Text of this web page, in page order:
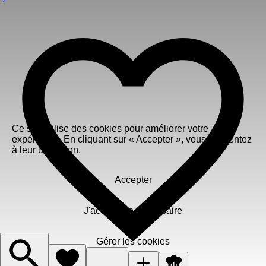
Ce site utilise des cookies pour améliorer votre
expérience. En cliquant sur « Accepter », vous consentez
à leur utilisation.
Accepter
J'accepte le nécessaire
Gérer les cookies